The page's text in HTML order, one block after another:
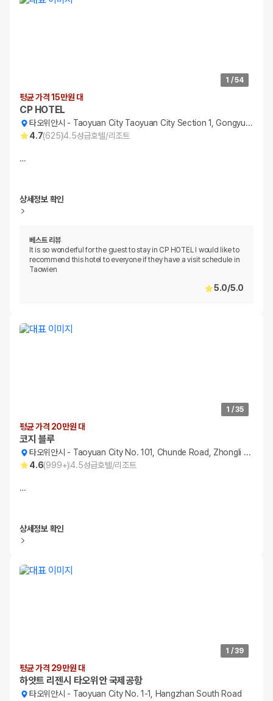
1 /54
평균 가격 15만원 대
CP HOTEL
타오위안시 - Taoyuan City Taoyuan City Section 1, Gongyuan Rd,
4.7(625)4.5성급호텔/리조트
…
상세정보 확인
베스트 리뷰
It is so wonderful for the guest to stay in CP HOTEL I would like to
recommend this hotel to everyone if they have a visit schedule in
Taowien
5.0/5.0
1 /35
평균 가격 20만원 대
코지 블루
타오위안시 - Taoyuan City No. 101, Chunde Road, Zhongli District
4.6(999+)4.5성급호텔/리조트
…
상세정보 확인
1 /39
평균 가격 29만원 대
하얏트 리젠시 타오위안 국제공항
타오위안시 - Taoyuan City No. 1-1, Hangzhan South Road